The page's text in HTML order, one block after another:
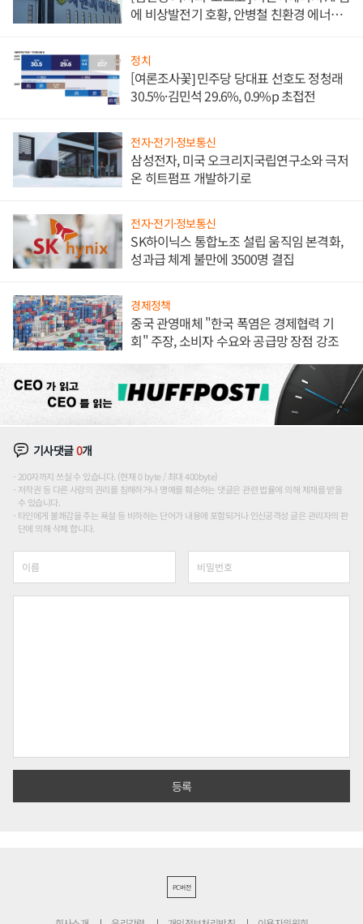
에 비상발전기 호황, 안병철 친환경 에너지
정치
[여론조사꽃] 민주당 당대표 선호도 정청래
30.5%·김민석 29.6%, 0.9%p 초접전
전자·전기·정보통신
삼성전자, 미국 오크리지국립연구소와 극저
온 히트펌프 개발하기로
전자·전기·정보통신
SK하이닉스 통합노조 설립 움직임 본격화,
성과급 체계 불만에 3500명 결집
경제정책
중국 관영매체 "한국 폭염은 경제협력 기
회" 주장, 소비자 수요와 공급망 장점 강조
기사댓글0개
200자까지 쓰실 수 있습니다. (현재 0 byte / 최대 400byte)
저작권 등 다른 사람의 권리를 침해하거나 명예를 훼손하는 댓글은 관련 법률에 의해 제재를 받을
수 있습니다.
타인에게 불쾌감을 주는 욕설 등 비하하는 단어가 내용에 포함되거나 인신공격성 글은 관리자의 판
단에 의해 삭제 합니다.
PC버전